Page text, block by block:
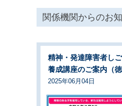
関係機関からのお
精神・発達障害者し
養成講座のご案内（徳
2025年06月04日